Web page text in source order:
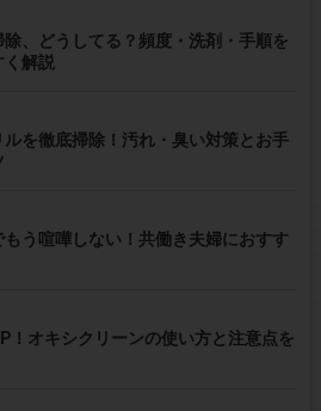
、どうしてる？頻度・洗剤・手順を
解説
ルを徹底掃除！汚れ・臭い対策とお手
もう喧嘩しない！共働き夫婦におすす
！オキシクリーンの使い方と注意点を